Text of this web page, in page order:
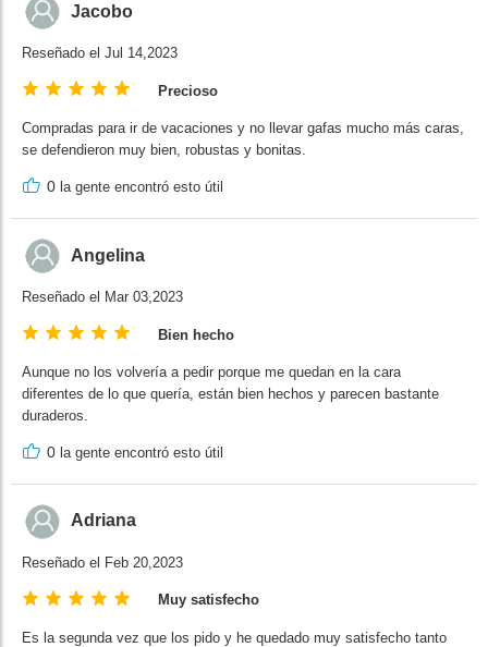
Jacobo
Reseñado el Jul 14,2023
Precioso
Compradas para ir de vacaciones y no llevar gafas mucho más caras,
se defendieron muy bien, robustas y bonitas.
0 la gente encontró esto útil
Angelina
Reseñado el Mar 03,2023
Bien hecho
Aunque no los volvería a pedir porque me quedan en la cara
diferentes de lo que quería, están bien hechos y parecen bastante
duraderos.
0 la gente encontró esto útil
Adriana
Reseñado el Feb 20,2023
Muy satisfecho
Es la segunda vez que los pido y he quedado muy satisfecho tanto